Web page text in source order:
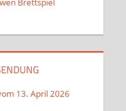
13. April 2026